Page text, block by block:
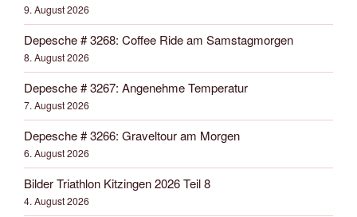
9. August 2026
Depesche # 3268: Coffee Ride am Samstagmorgen
8. August 2026
Depesche # 3267: Angenehme Temperatur
7. August 2026
Depesche # 3266: Graveltour am Morgen
6. August 2026
Bilder Triathlon Kitzingen 2026 Teil 8
4. August 2026